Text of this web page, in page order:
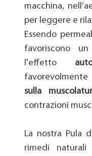
macchina,
per leggere e
Essendo
favoriscono un
l'effetto
favorevolmente
sulla
contrazioni
La nostra Pula
rimedi